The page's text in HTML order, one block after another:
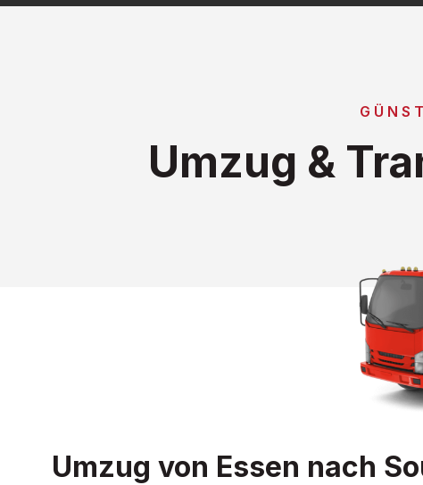
Umzug &
Umzug von Essen nach